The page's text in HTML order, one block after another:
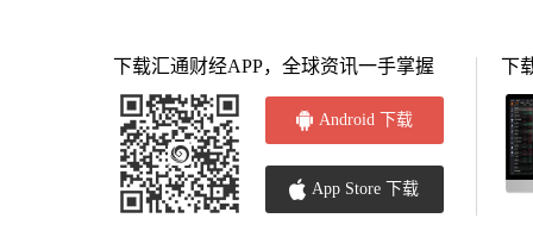
下载汇通财经APP，全球资讯一手掌握
Android 下载
App Store 下载
下